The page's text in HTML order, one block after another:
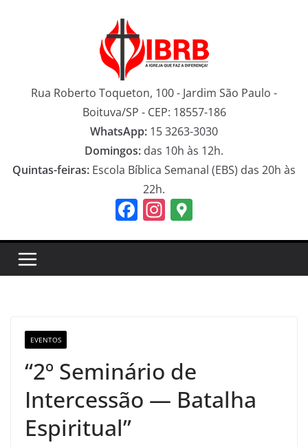
Rua Roberto Toqueton, 100 - Jardim São Paulo -
Boituva/SP - CEP: 18557-186
WhatsApp: 15 3263-3030
Domingos: das 10h às 12h.
Quintas-feiras: Escola Bíblica Semanal (EBS) das 20h às
22h.
F
e
k
In
gr gl
s
EVENTOS
“2º Seminário de
Intercessão — Batalha
Espiritual”